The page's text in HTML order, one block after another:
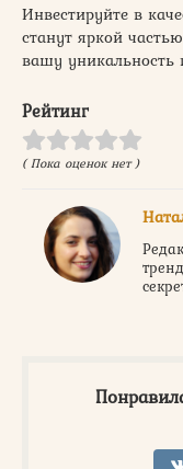
Инвестируйте в
станут яркой
вашу
Рейтинг
( Пока оценок нет )